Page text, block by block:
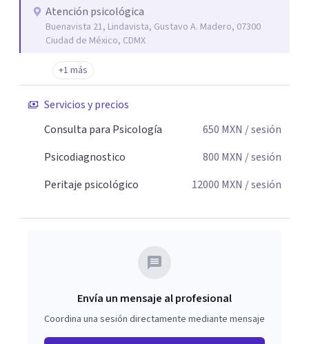
Atención psicológica
Buenavista 21, Lindavista, Gustavo A. Madero, 07300
Ciudad de México, CDMX
+1 más
Servicios y precios
Consulta para Psicología
650 MXN / sesión
Psicodiagnostico
800 MXN / sesión
Peritaje psicológico
12000 MXN / sesión
Envía un mensaje al profesional
Coordina una sesión directamente mediante mensaje